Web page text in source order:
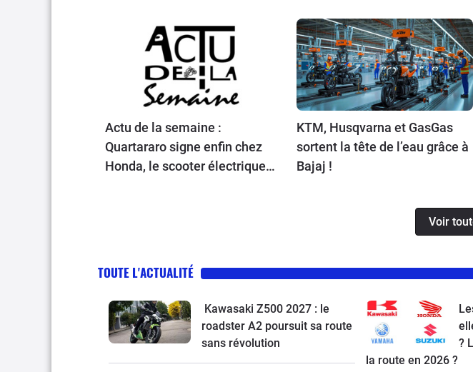
Actu de la semaine :
Quartararo signe enfin chez
Honda, le scooter électrique
KTM, Husqvarna et GasGas
sortent la tête de l’eau grâce à
Bajaj !
Voir
TOUTE L'ACTUALITÉ
Kawasaki Z500 2027 : le
roadster A2 poursuit sa route
sans révolution
?
la route en 2026 ?